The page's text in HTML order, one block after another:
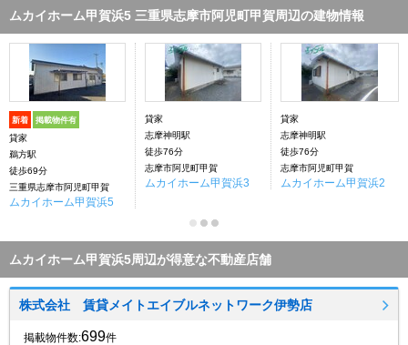
ムカイホーム甲賀浜5 三重県志摩市阿児町甲賀周辺の建物情報
新着 掲載物件有
貸家
鵜方駅
徒歩69分
三重県志摩市阿児町甲賀
ムカイホーム甲賀浜5
貸家
志摩神明駅
徒歩76分
志摩市阿児町甲賀
ムカイホーム甲賀浜3
貸家
志摩神明駅
徒歩76分
志摩市阿児町甲賀
ムカイホーム甲賀浜2
ムカイホーム甲賀浜5周辺が得意な不動産店舗
株式会社 賃貸メイトエイブルネットワーク伊勢店
掲載物件数:699件